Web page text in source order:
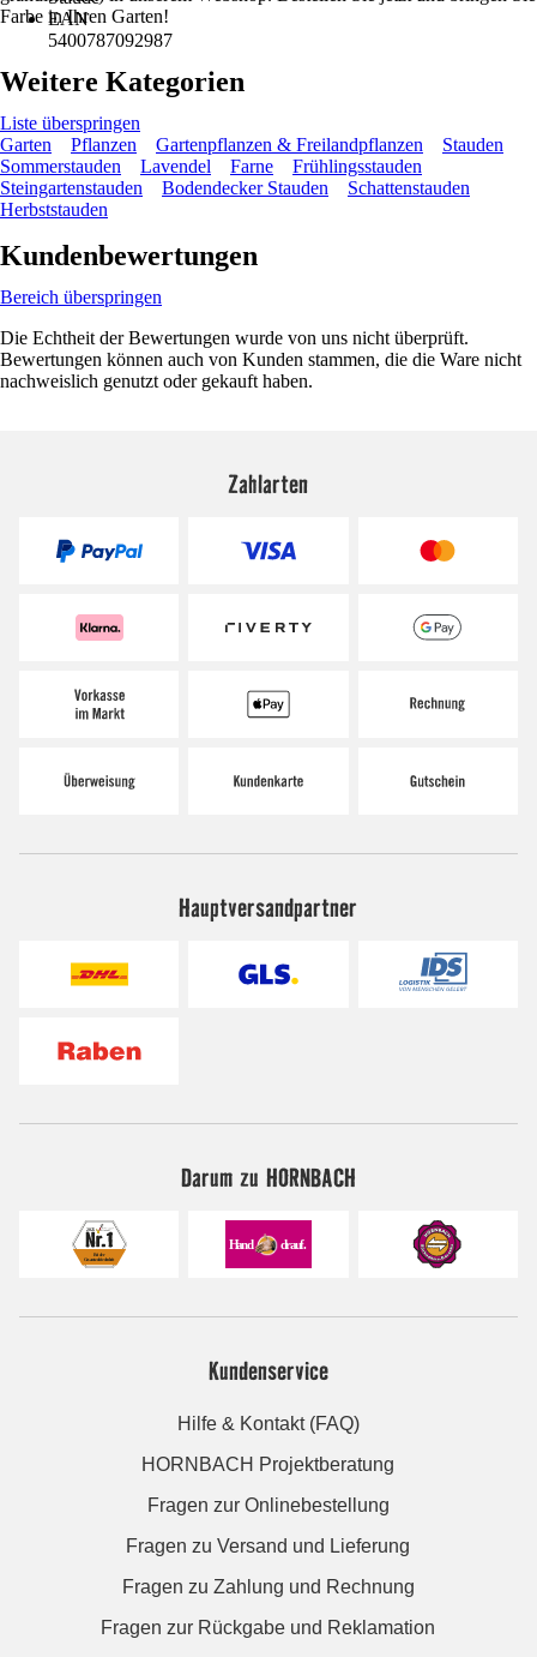
EAN
5400787092987
Farbe in Ihren Garten!
Weitere Kategorien
Liste überspringen
Garten
Pflanzen Gartenpflanzen & Freilandpflanzen
Stauden
Sommerstauden
Lavendel Farne
Frühlingsstauden
Steingartenstauden
Bodendecker Stauden
Schattenstauden
Herbststauden
Kundenbewertungen
Bereich überspringen
Die Echtheit der Bewertungen wurde von uns nicht überprüft.
Bewertungen können auch von Kunden stammen, die die Ware nicht
nachweislich genutzt oder gekauft haben.
Zahlarten
Hauptversandpartner
Darum zu HORNBACH
Kundenservice
Hilfe & Kontakt (FAQ)
HORNBACH Projektberatung
Fragen zur Onlinebestellung
Fragen zu Versand und Lieferung
Fragen zu Zahlung und Rechnung
Fragen zur Rückgabe und Reklamation